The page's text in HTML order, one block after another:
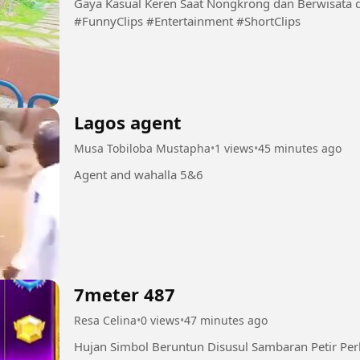
#FunnyClips #Entertainment #ShortClips
Lagos agent
Musa Tobiloba Mustapha•1 views•45 minutes ago
Agent and wahalla 5&6
7meter 487
Resa Celina•0 views•47 minutes ago
Hujan Simbol Beruntun Disusul Sambaran Petir